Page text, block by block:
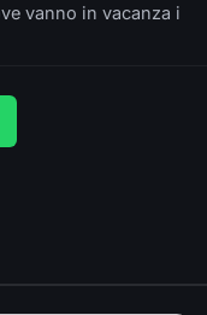
vanno in vacanza i